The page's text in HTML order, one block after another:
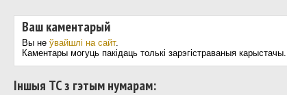
Ваш каментарый
Вы не ўвайшлі на сайт.
Каментары могуць пакідаць толькі зарэгістраваныя карыстачы.
Іншыя ТС з гэтым нумарам: